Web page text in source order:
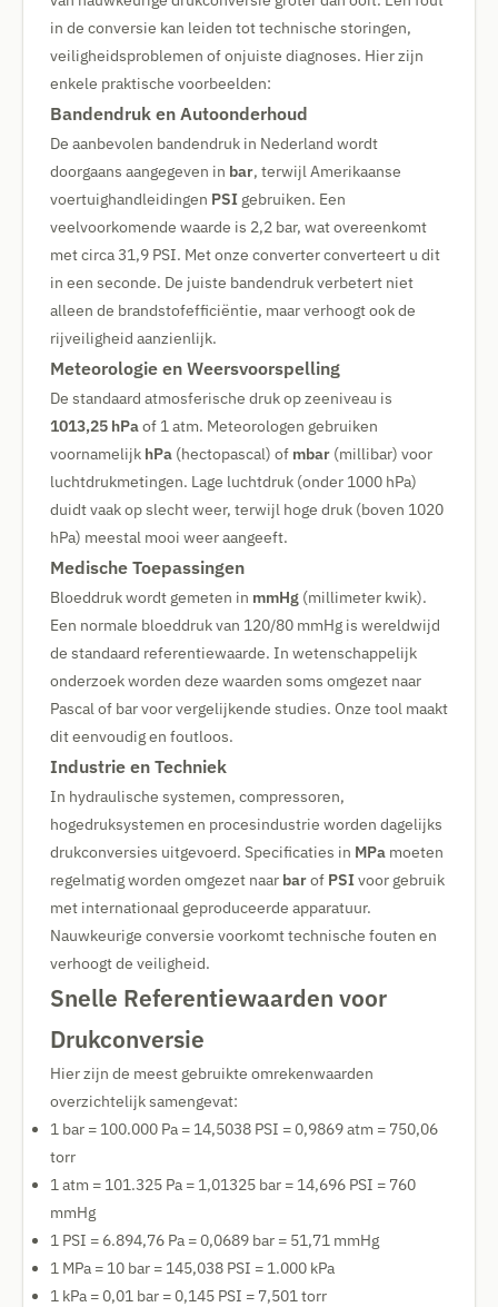
in de conversie kan leiden tot technische storingen,
veiligheidsproblemen of onjuiste diagnoses. Hier zijn
enkele praktische voorbeelden:
Bandendruk en Autoonderhoud
De aanbevolen bandendruk in Nederland wordt
doorgaans aangegeven in bar, terwijl Amerikaanse
voertuighandleidingen PSI gebruiken. Een
veelvoorkomende waarde is 2,2 bar, wat overeenkomt
met circa 31,9 PSI. Met onze converter converteert u dit
in een seconde. De juiste bandendruk verbetert niet
alleen de brandstofefficiëntie, maar verhoogt ook de
rijveiligheid aanzienlijk.
Meteorologie en Weersvoorspelling
De standaard atmosferische druk op zeeniveau is
1013,25 hPaof 1 atm. Meteorologen gebruiken
voornamelijk hPa (hectopascal) of mbar (millibar) voor
luchtdrukmetingen. Lage luchtdruk (onder 1000 hPa)
duidt vaak op slecht weer, terwijl hoge druk (boven 1020
hPa) meestal mooi weer aangeeft.
Medische Toepassingen
Bloeddruk wordt gemeten in mmHg (millimeter kwik).
Een normale bloeddruk van 120/80 mmHg is wereldwijd
de standaard referentiewaarde. In wetenschappelijk
onderzoek worden deze waarden soms omgezet naar
Pascal of bar voor vergelijkende studies. Onze tool maakt
dit eenvoudig en foutloos.
Industrie en Techniek
In hydraulische systemen, compressoren,
hogedruksystemen en procesindustrie worden dagelijks
drukconversies uitgevoerd. Specificaties in MPa moeten
regelmatig worden omgezet naar barof PSIvoor gebruik
met internationaal geproduceerde apparatuur.
Nauwkeurige conversie voorkomt technische fouten en
verhoogt de veiligheid.
Snelle Referentiewaarden voor
Drukconversie
Hier zijn de meest gebruikte omrekenwaarden
overzichtelijk samengevat:
1 bar = 100.000 Pa = 14,5038 PSI = 0,9869 atm = 750,06
torr
1 atm = 101.325 Pa = 1,01325 bar = 14,696 PSI = 760
mmHg
1 PSI = 6.894,76 Pa = 0,0689 bar = 51,71 mmHg
1 MPa = 10 bar = 145,038 PSI = 1.000 kPa
1 kPa = 0,01 bar = 0,145 PSI = 7,501 torr